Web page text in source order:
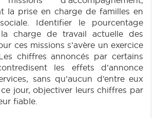
la prise en charge de familles en
Identifier le pourcentage
charge de travail actuelle des
ces missions s’avère un exercice
chiffres annoncés par certains
les effets d’annonce
sans qu’aucun d’entre eux
ce jour, objectiver leurs chiffres par
fiable.